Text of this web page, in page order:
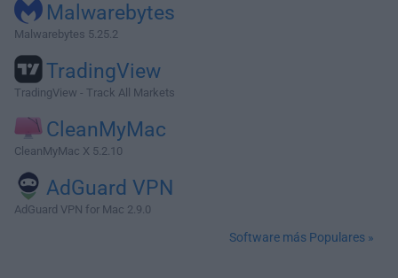
Malwarebytes
Malwarebytes 5.25.2
TradingView
TradingView - Track All Markets
CleanMyMac
CleanMyMac X 5.2.10
AdGuard VPN
AdGuard VPN for Mac 2.9.0
Software más Populares »